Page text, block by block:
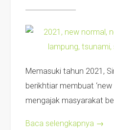
Memasuki tahun 2021,
berikhtiar membuat ‘new
mengajak masyarakat
Baca selengkapnya →